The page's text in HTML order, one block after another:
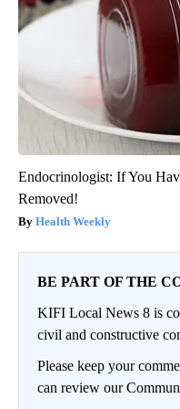
Endocrinologist: If You
Removed!
Health Weekly
BE PART OF THE
KIFI Local News 8 is
civil and constructive
Please keep your
can review our